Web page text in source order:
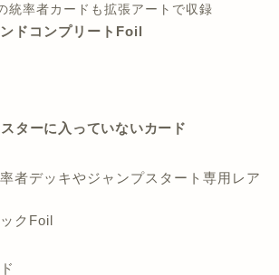
統率者カードも拡張アートで収録
ドコンプリートFoil
ターに入っていないカード
者デッキやジャンプスタート専用レア
クFoil